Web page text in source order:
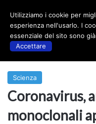
Scienza
Coronavirus,
monoclonali
Utilizziamo i cookie per
esperienza nell'usarlo. I
essenziale del sito sono
Accettare